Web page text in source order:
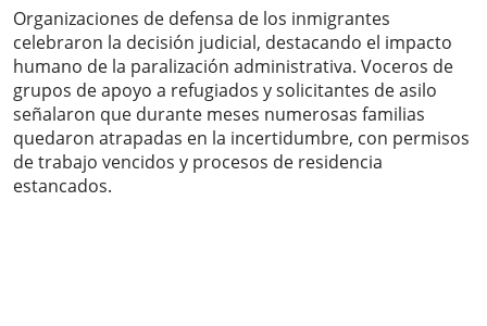
Organizaciones de defensa de los inmigrantes
celebraron la decisión judicial, destacando el impacto
humano de la paralización administrativa. Voceros de
grupos de apoyo a refugiados y solicitantes de asilo
señalaron que durante meses numerosas familias
quedaron atrapadas en la incertidumbre, con permisos
de trabajo vencidos y procesos de residencia
estancados.